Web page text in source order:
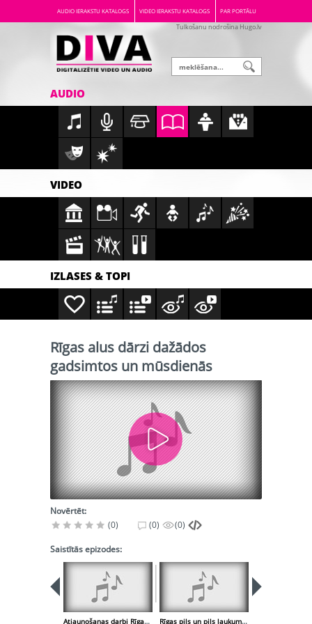
AUDIO IERAKSTU KATALOGS VIDEO IERAKSTU KATALOGS PAR PORTĀLU
Tulkošanu nodrošina Hugo.lv
AUDIO
VIDEO
IZLASES & TOPI
Rīgas alus dārzi dažādos
gadsimtos un mūsdienās
Novērtēt:
(0)
(0) (0)
Saistītās epizodes:
Atjaunošanas darbi Rīgas rātslaukumā Rīgas pils un pils laukuma vēsture